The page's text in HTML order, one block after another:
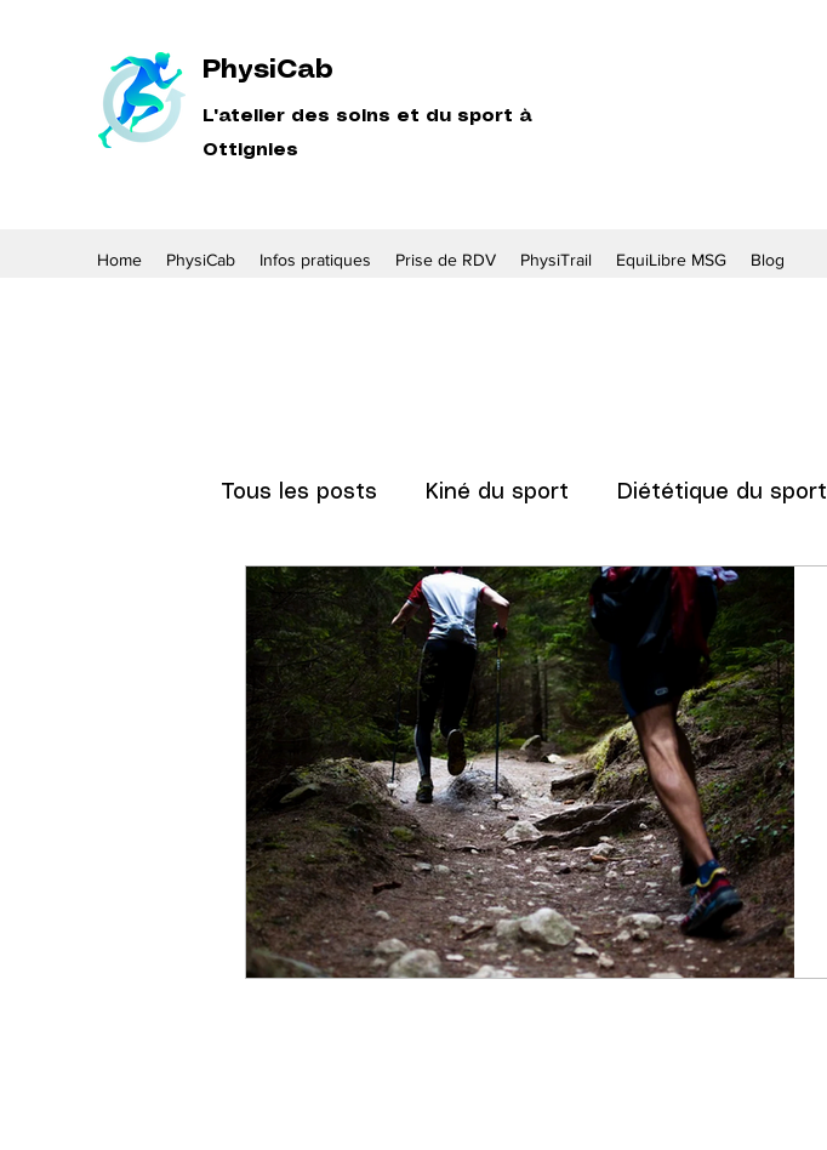
PhysiCab
L'atelier des soins et du sport à
Ottignies
Home PhysiCab Infos pratiques Prise de RDV PhysiTrail EquiLibre MSG Blog
Tous les posts Kiné du sport Diététique du sport